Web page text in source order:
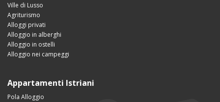
Ville di Lusso
Agriturismo
Alloggi privati
Alloggio in alberghi
Alloggio in ostelli
Alloggio nei campeggi
Appartamenti Istriani
Pola Alloggio